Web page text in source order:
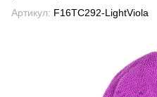
Артикул: F16TC292-LightViola